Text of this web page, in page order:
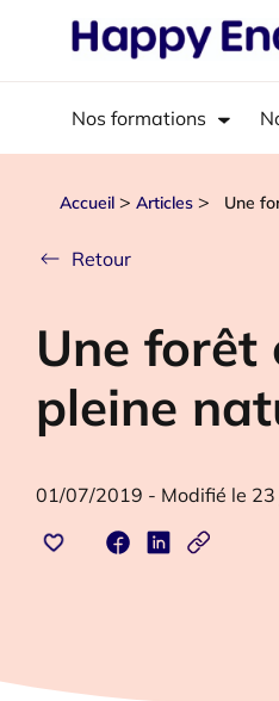
Nos formations
Accueil > Articles > Une
Retour
Une forêt
pleine
01/07/2019 - Modifié le